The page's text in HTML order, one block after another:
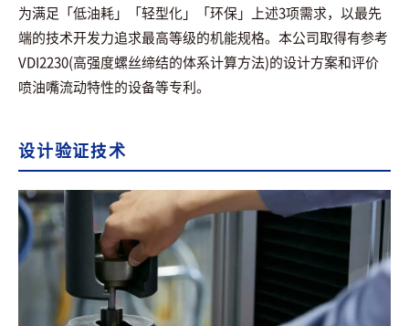
为满足「低油耗」「轻型化」「环保」上述3项需求，以最先
端的技术开发力追求最高等级的机能规格。本公司取得有参考
VDI2230(高强度螺丝缔结的体系计算方法)的设计方案和评价
喷油嘴流动特性的设备等专利。
设计验证技术